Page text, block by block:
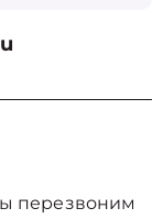
перезвоним